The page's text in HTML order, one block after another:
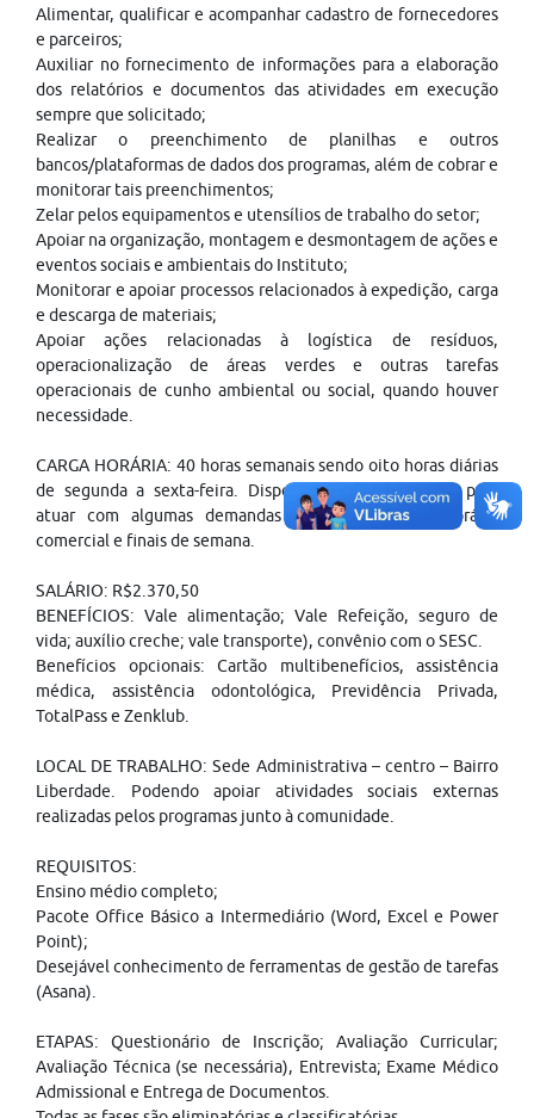
Alimentar, qualificar e acompanhar cadastro de fornecedores
e parceiros;
Auxiliar no fornecimento de informações para a elaboração
dos relatórios e documentos das atividades em execução
sempre que solicitado;
Realizar o preenchimento de planilhas e outros
bancos/plataformas de dados dos programas, além de cobrar e
monitorar tais preenchimentos;
Zelar pelos equipamentos e utensílios de trabalho do setor;
Apoiar na organização, montagem e desmontagem de ações e
eventos sociais e ambientais do Instituto;
Monitorar e apoiar processos relacionados à expedição, carga
e descarga de materiais;
Apoiar ações relacionadas à logística de resíduos,
operacionalização de áreas verdes e outras tarefas
operacionais de cunho ambiental ou social, quando houver
necessidade.
CARGA HORÁRIA: 40 horas semanais sendo oito horas diárias
de segunda a sexta-feira. Disponibilidade de horário para
atuar com algumas demandas pontuais fora do horário
comercial e finais de semana.
SALÁRIO: R$2.370,50
BENEFÍCIOS: Vale alimentação; Vale Refeição, seguro de
vida; auxílio creche; vale transporte), convênio com o SESC.
Benefícios opcionais: Cartão multibenefícios, assistência
médica, assistência odontológica, Previdência Privada,
TotalPass e Zenklub.
LOCAL DE TRABALHO: Sede Administrativa – centro – Bairro
Liberdade. Podendo apoiar atividades sociais externas
realizadas pelos programas junto à comunidade.
REQUISITOS:
Ensino médio completo;
Pacote Office Básico a Intermediário (Word, Excel e Power
Point);
Desejável conhecimento de ferramentas de gestão de tarefas
(Asana).
ETAPAS: Questionário de Inscrição; Avaliação Curricular;
Avaliação Técnica (se necessária), Entrevista; Exame Médico
Admissional e Entrega de Documentos.